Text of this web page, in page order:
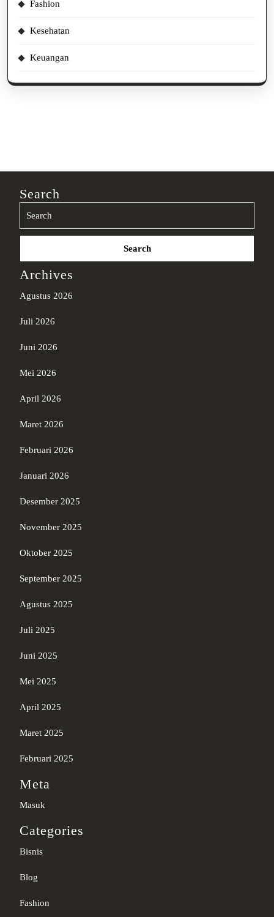
Fashion
Kesehatan
Keuangan
Search
Search
Archives
Agustus 2026
Juli 2026
Juni 2026
Mei 2026
April 2026
Maret 2026
Februari 2026
Januari 2026
Desember 2025
November 2025
Oktober 2025
September 2025
Agustus 2025
Juli 2025
Juni 2025
Mei 2025
April 2025
Maret 2025
Februari 2025
Meta
Masuk
Categories
Bisnis
Blog
Fashion